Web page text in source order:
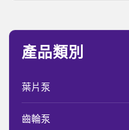
產品類別
葉片泵
齒輪泵